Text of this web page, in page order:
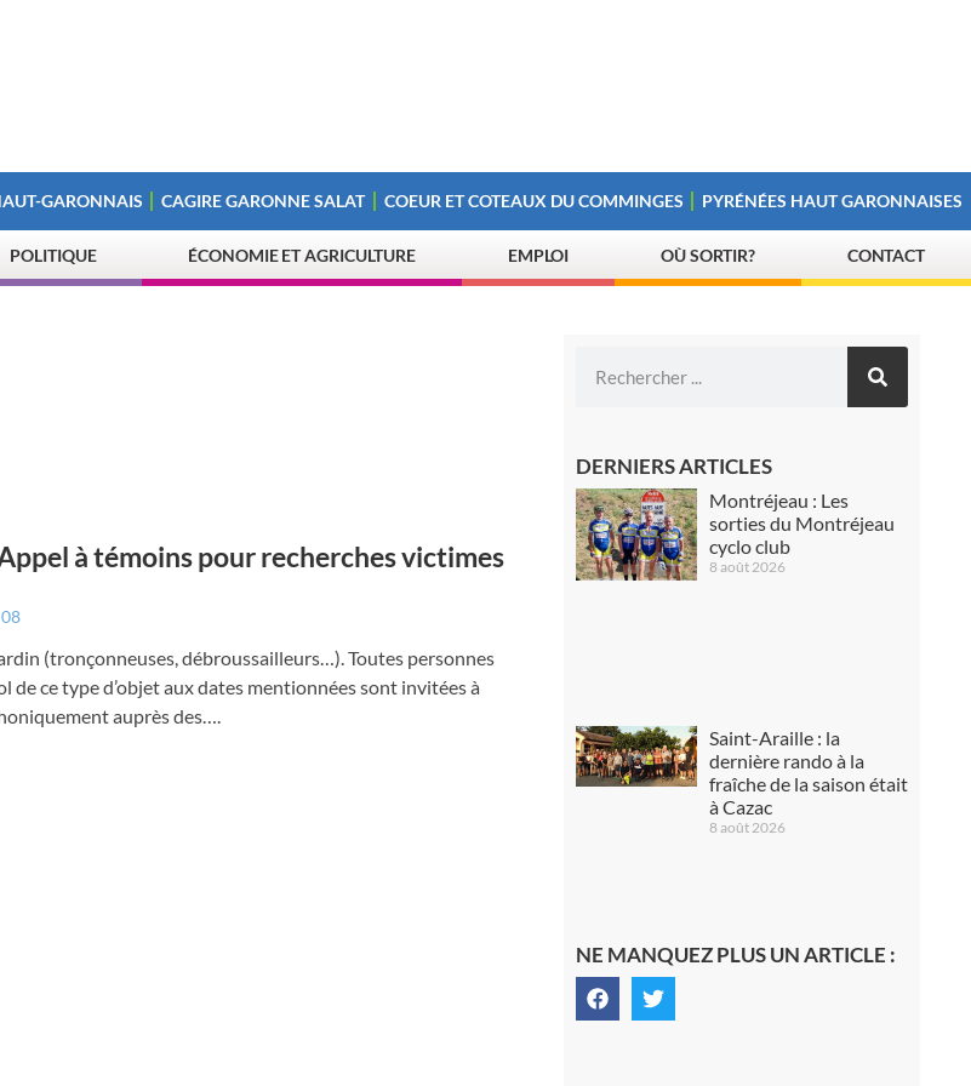
GARONNAIS CAGIRE GARONNE SALAT COEUR ET COTEAUX DU COMMINGES PYRÉNÉES HAUT GARONNAISES
POLITIQUE ÉCONOMIE ET AGRICULTURE EMPLOI OÙ SORTIR? CONTACT
à témoins pour recherches victimes
(tronçonneuses, débroussailleurs…). Toutes personnes
de ce type d’objet aux dates mentionnées sont invitées à
auprès des….
DERNIERS ARTICLES
Montréjeau : Les
sorties du Montréjeau
cyclo club
8 août 2026
Saint-Araille : la
dernière rando à la
fraîche de la saison était
à Cazac
8 août 2026
NE MANQUEZ PLUS UN ARTICLE :